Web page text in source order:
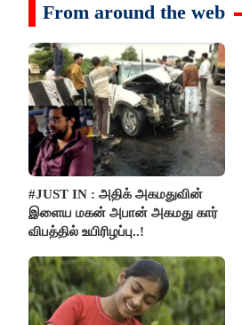
From around the web
#JUST IN : அதிக் அகமதுவின்
இளைய மகன் அபான் அகமது கார்
விபத்தில் உயிரிழப்பு..!